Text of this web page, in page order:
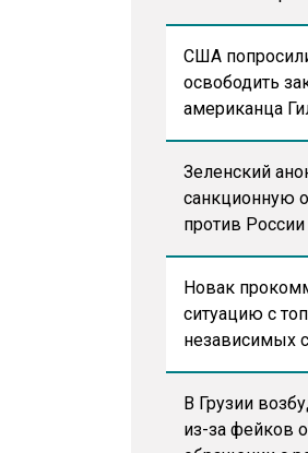
США
освободить
американца
Зеленский
санкционную
против России
Новак
ситуацию с
независимых
В Грузии
из-за фейков